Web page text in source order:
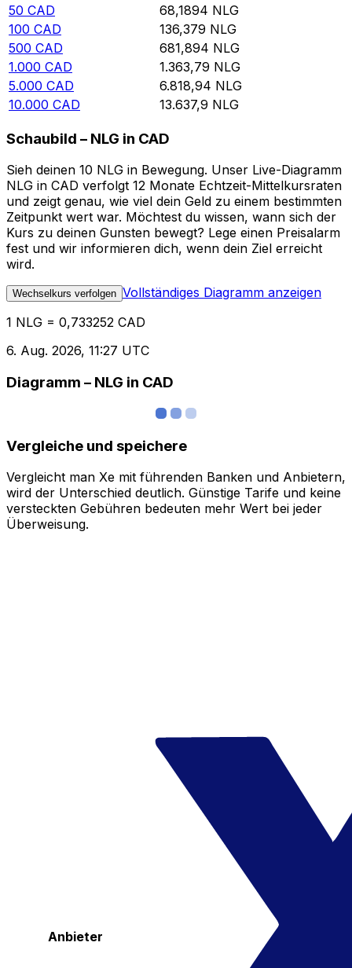
50 CAD 68,1894 NLG
100 CAD 136,379 NLG
500 CAD 681,894 NLG
1.000 CAD 1.363,79 NLG
5.000 CAD 6.818,94 NLG
10.000 CAD 13.637,9 NLG
Schaubild – NLG in CAD
Sieh deinen 10 NLG in Bewegung. Unser Live-Diagramm
NLG in CAD verfolgt 12 Monate Echtzeit-Mittelkursraten
und zeigt genau, wie viel dein Geld zu einem bestimmten
Zeitpunkt wert war. Möchtest du wissen, wann sich der
Kurs zu deinen Gunsten bewegt? Lege einen Preisalarm
fest und wir informieren dich, wenn dein Ziel erreicht
wird.
Wechselkurs verfolgen Vollständiges Diagramm anzeigen
1 NLG = 0,733252 CAD
6. Aug. 2026, 11:27 UTC
Diagramm – NLG in CAD
Vergleiche und speichere
Vergleicht man Xe mit führenden Banken und Anbietern,
wird der Unterschied deutlich. Günstige Tarife und keine
versteckten Gebühren bedeuten mehr Wert bei jeder
Überweisung.
Anbieter